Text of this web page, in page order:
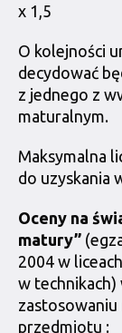
x 1,5
O kolejności
decydować
z jednego z
maturalnym.
Maksymalna
do uzyskania
Oceny na
matury”
2004 w
w
zastosowaniu
przedmiotu :